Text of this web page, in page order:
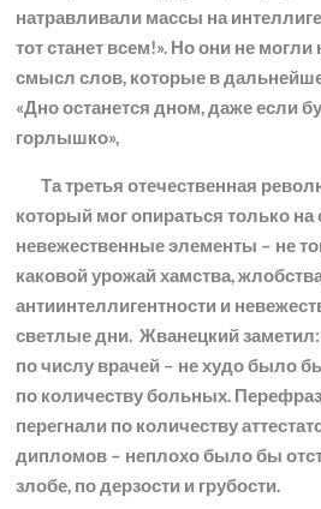
натравливали массы на
тот станет всем!». Но они не
смысл слов, которые в
«Дно останется дном, даже если
горлышко»,
Та третья отечественная
который мог опираться только
невежественные элементы – не
каковой урожай хамства,
антиинтеллигентности и
светлые дни. Жванецкий
по числу врачей – не худо было
по количеству больных.
перегнали по количеству
дипломов – неплохо было бы
злобе, по дерзости и грубости.